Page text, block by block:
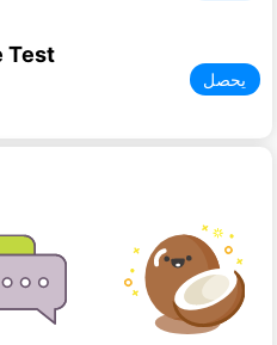
Test
يحصل